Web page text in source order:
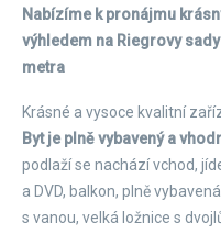
Nabízíme k pronájmu
výhledem na Riegrovy
metra
Krásné a vysoce kvalitní
Byt je plně vybavený a
podlaží se nachází vchod,
a DVD, balkon, plně
s vanou, velká ložnice s